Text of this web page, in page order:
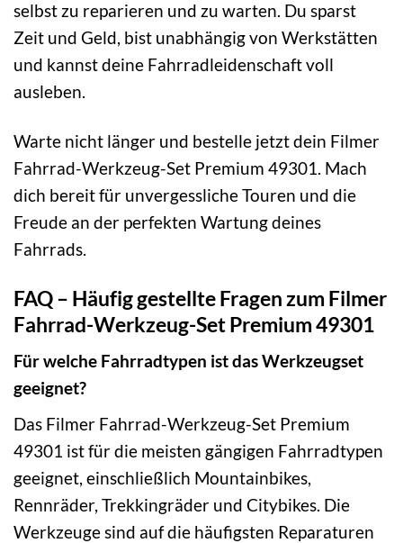
selbst zu reparieren und zu warten. Du sparst
Zeit und Geld, bist unabhängig von Werkstätten
und kannst deine Fahrradleidenschaft voll
ausleben.
Warte nicht länger und bestelle jetzt dein Filmer
Fahrrad-Werkzeug-Set Premium 49301. Mach
dich bereit für unvergessliche Touren und die
Freude an der perfekten Wartung deines
Fahrrads.
FAQ – Häufig gestellte Fragen zum Filmer
Fahrrad-Werkzeug-Set Premium 49301
Für welche Fahrradtypen ist das Werkzeugset
geeignet?
Das Filmer Fahrrad-Werkzeug-Set Premium
49301 ist für die meisten gängigen Fahrradtypen
geeignet, einschließlich Mountainbikes,
Rennräder, Trekkingräder und Citybikes. Die
Werkzeuge sind auf die häufigsten Reparaturen